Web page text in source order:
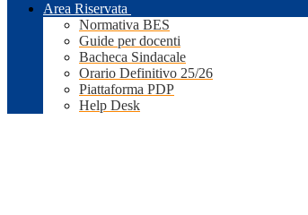
Area Riservata
Normativa BES
Guide per docenti
Bacheca Sindacale
Orario Definitivo 25/26
Piattaforma PDP
Help Desk